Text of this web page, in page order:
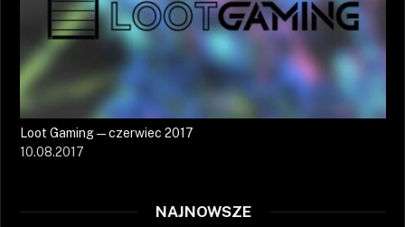
Loot Gaming — czerwiec 2017
10.08.2017
NAJNOWSZE